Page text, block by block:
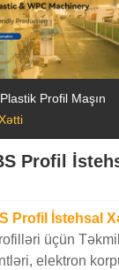
Plastik Profil Maşın
Profil
Profil İstehsal
üçün
elektron